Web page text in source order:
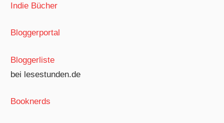
Indie Bücher
Bloggerportal
Bloggerliste
bei lesestunden.de
Booknerds